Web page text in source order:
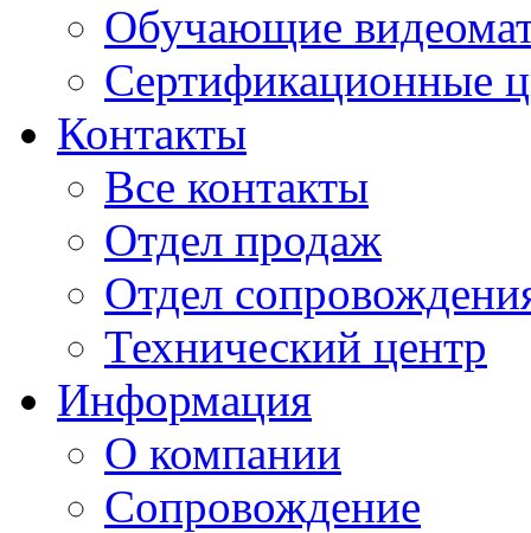
Обучающие
Сертификационные
Контакты
Все контакты
Отдел продаж
Отдел
Технический центр
Информация
О компании
Сопровождение